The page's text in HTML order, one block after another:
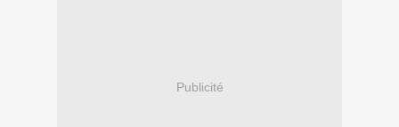
Publicité